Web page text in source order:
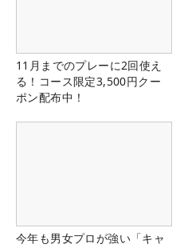
11月までのプレーに2回使え
る！コース限定3,500円クー
ポン配布中！
今年も男女プロが強い「キャ